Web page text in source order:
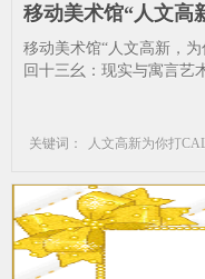
移动美术馆“人文高
／社区项目——第一
会／社区项目-作品-
移动美术馆“人文高新，
回十三幺：现实与寓言艺
关键词：
人文高新为你打
艺术介入社会／社区项目
参与者
成都 展览